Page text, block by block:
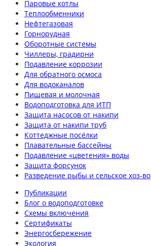
Паровые котлы
Теплообменники
Нефтегазовая
Горнорудная
Оборотные системы
Чиллеры, градирни
Подавление коррозии
Для обратного осмоса
Для водоканалов
Пищевая и молочная
Водоподготовка для ИТП
Защита насосов от накипи
Защита от накипи труб
Коттеджные посёлки
Плавательные бассейны
Подавление «цветения» воды
Защита форсунок
Разведение рыбы и сельское хоз-во
Публикации
Блог о водоподготовке
Схемы включения
Сертификаты
Энергосбережение
Экология